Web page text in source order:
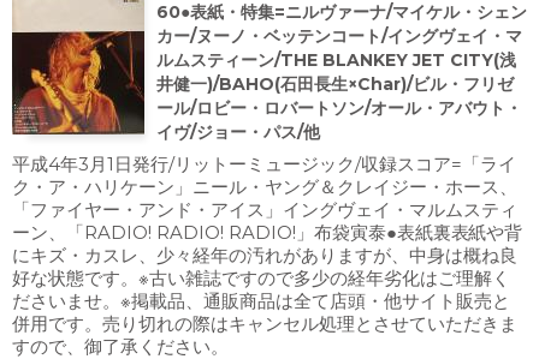
60●表紙・特集=ニルヴァーナ/マイケル・シェン
カー/ヌーノ・ベッテンコート/イングヴェイ・マ
ルムスティーン/THE BLANKEY JET CITY(浅
井健一)/BAHO(石田長生×Char)/ビル・フリゼ
ール/ロビー・ロバートソン/オール・アバウト・
イヴ/ジョー・パス/他
平成4年3月1日発行/リットーミュージック/収録スコア=「ライ
ク・ア・ハリケーン」ニール・ヤング＆クレイジー・ホース、
「ファイヤー・アンド・アイス」イングヴェイ・マルムスティ
ーン、「RADIO! RADIO! RADIO!」布袋寅泰●表紙裏表紙や背
にキズ・カスレ、少々経年の汚れがありますが、中身は概ね良
好な状態です。※古い雑誌ですので多少の経年劣化はご理解く
ださいませ。※掲載品、通販商品は全て店頭・他サイト販売と
併用です。売り切れの際はキャンセル処理とさせていただきま
すので、御了承ください。